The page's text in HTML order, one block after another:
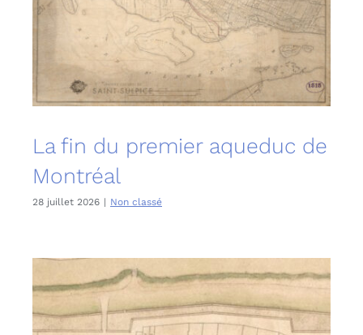
La fin du premier aqueduc de
Montréal
28 juillet 2026 | Non classé